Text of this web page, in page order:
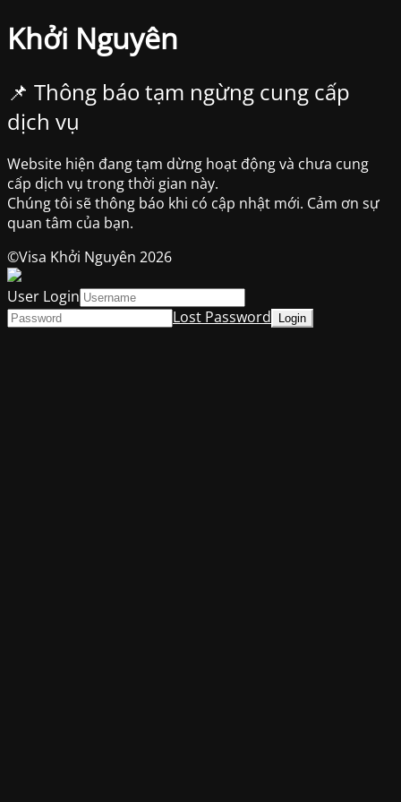
Khởi Nguyên
📌 Thông báo tạm ngừng cung cấp
dịch vụ
Website hiện đang tạm dừng hoạt động và chưa cung
cấp dịch vụ trong thời gian này.
Chúng tôi sẽ thông báo khi có cập nhật mới. Cảm ơn sự
quan tâm của bạn.
©Visa Khởi Nguyên 2026
User Login
Lost Password